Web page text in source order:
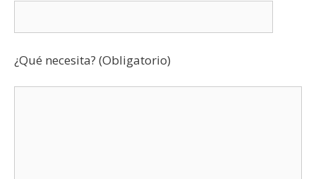
¿Qué necesita? (Obligatorio)